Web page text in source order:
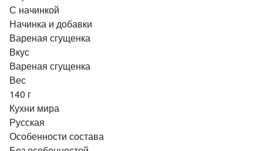
С начинкой
Начинка и добавки
Вареная сгущенка
Вкус
Вареная сгущенка
Вес
140 г
Кухни мира
Русская
Особенности состава